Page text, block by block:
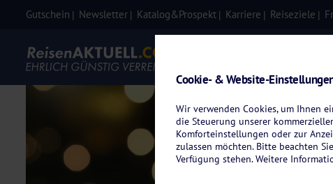
Gutschein Newsletter Katalog&Prospekt Karriere Reiseziele
Cookie- & Website-
Wir verwenden Cookies, um Ihnen
die Steuerung unserer
Komforteinstellungen oder zur
zulassen möchten. Bitte beachten
Verfügung stehen. Weitere